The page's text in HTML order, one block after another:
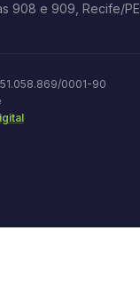
908 e 909, Recife/PE
0001-90